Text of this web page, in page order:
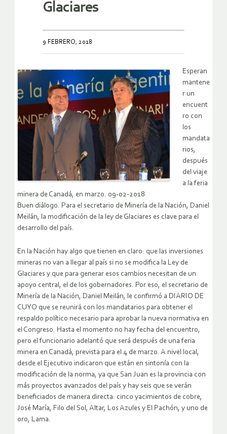
Glaciares
9 FEBRERO, 2018
Esperan
mantene
r un
encuent
ro con
los
mandata
rios,
después
del viaje
a la feria
minera de Canadá, en marzo. 09-02-2018
Buen diálogo. Para el secretario de Minería de la Nación, Daniel
Meilán, la modificación de la ley de Glaciares es clave para el
desarrollo del país.
En la Nación hay algo que tienen en claro: que las inversiones
mineras no van a llegar al país si no se modifica la Ley de
Glaciares y que para generar esos cambios necesitan de un
apoyo central, el de los gobernadores. Por eso, el secretario de
Minería de la Nación, Daniel Meilán, le confirmó a DIARIO DE
CUYO que se reunirá con los mandatarios para obtener el
respaldo político necesario para aprobar la nueva normativa en
el Congreso. Hasta el momento no hay fecha del encuentro,
pero el funcionario adelantó que será después de una feria
minera en Canadá, prevista para el 4 de marzo. A nivel local,
desde el Ejecutivo indicaron que están en sintonía con la
modificación de la norma, ya que San Juan es la provincia con
más proyectos avanzados del país y hay seis que se verán
beneficiados de manera directa: cinco yacimientos de cobre,
José María, Filo del Sol, Altar, Los Azules y El Pachón, y uno de
oro, Lama.